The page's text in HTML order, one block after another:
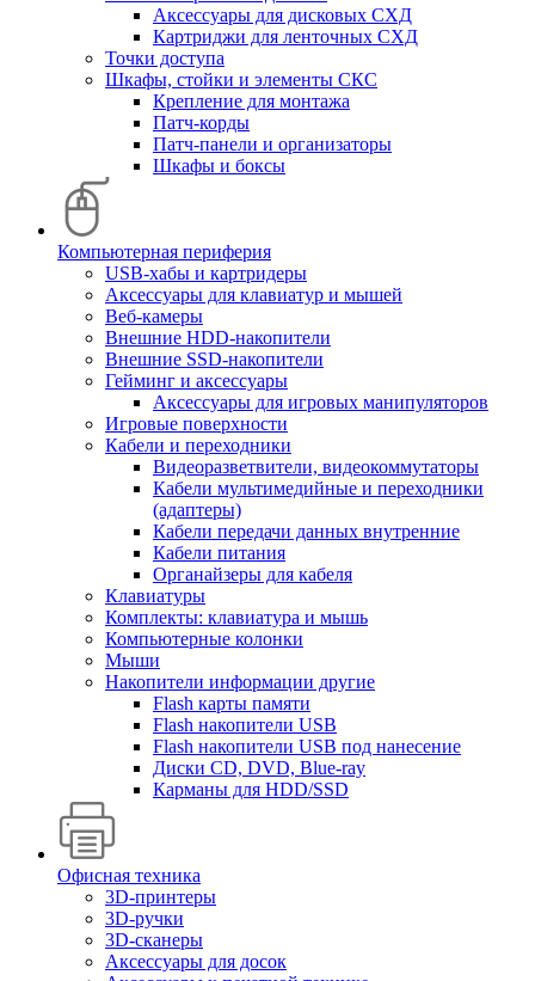
Аксессуары для дисковых СХД
Картриджи для ленточных СХД
Точки доступа
Шкафы, стойки и элементы СКС
Крепление для монтажа
Патч-корды
Патч-панели и организаторы
Шкафы и боксы
Компьютерная периферия
USB-хабы и картридеры
Аксессуары для клавиатур и мышей
Веб-камеры
Внешние HDD-накопители
Внешние SSD-накопители
Гейминг и аксессуары
Аксессуары для игровых манипуляторов
Игровые поверхности
Кабели и переходники
Видеоразветвители, видеокоммутаторы
Кабели мультимедийные и переходники
(адаптеры)
Кабели передачи данных внутренние
Кабели питания
Органайзеры для кабеля
Клавиатуры
Комплекты: клавиатура и мышь
Компьютерные колонки
Мыши
Накопители информации другие
Flash карты памяти
Flash накопители USB
Flash накопители USB под нанесение
Диски CD, DVD, Blue-ray
Карманы для HDD/SSD
Офисная техника
3D-принтеры
3D-ручки
3D-сканеры
Аксессуары для досок